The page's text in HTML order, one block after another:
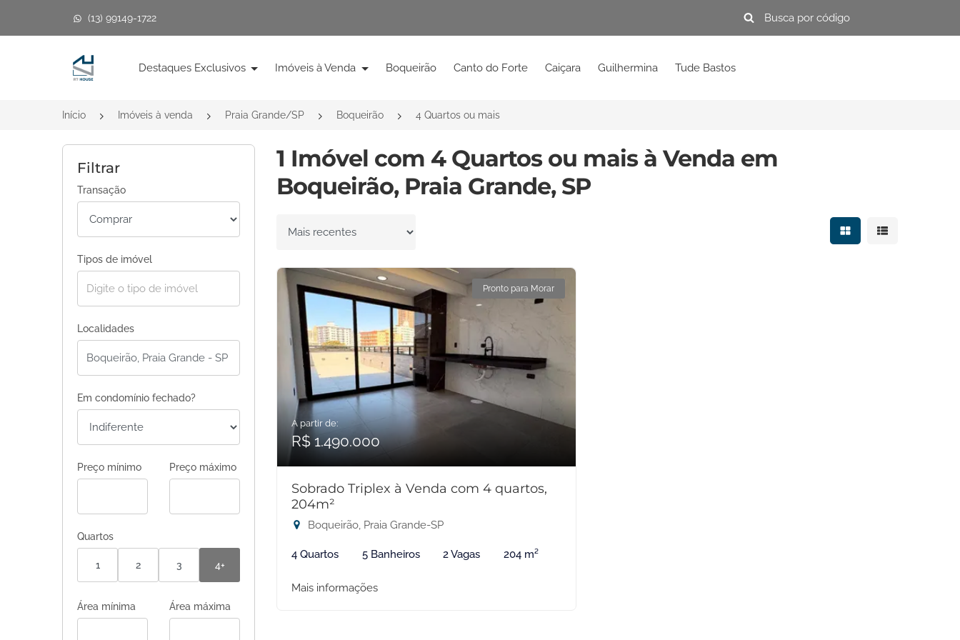
(13) 99149-1722
Página inicial
Destaques Exclusivos Imóveis à Venda Boqueirão Canto do Forte Caiçara Guilhermina Tude Bastos
Início Imóveis à venda Praia Grande/SP Boqueirão 4 Quartos ou mais
Filtrar
Transação
Tipos de imóvel
Localidades
Em condomínio fechado?
Preço mínimo Preço máximo
Quartos
1 2 3 4+
Área mínima Área máxima
1 Imóvel com 4 Quartos ou mais à Venda em
Boqueirão, Praia Grande, SP
Ordenar por Mostrar resultados
Mostrar
Pronto para Morar
A partir de:
R$ 1.490.000
Sobrado Triplex à Venda com 4 quartos,
204m²
Boqueirão, Praia Grande-SP
4 Quartos 5 Banheiros 2 Vagas 204 m²
Mais informações